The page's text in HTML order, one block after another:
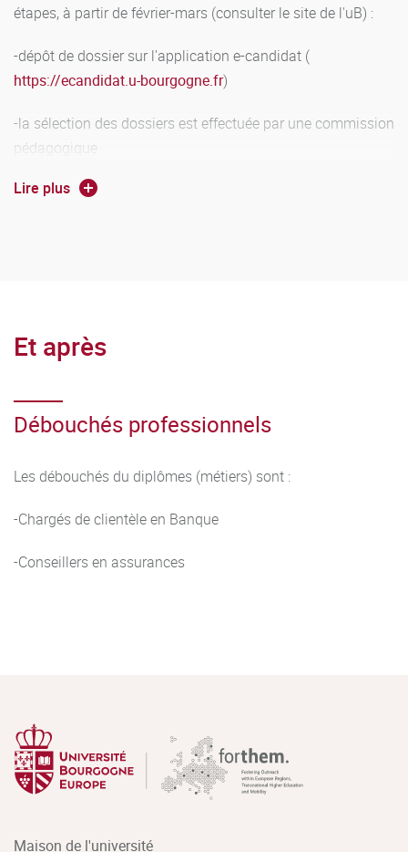
étapes, à partir de février-mars (consulter le site de l'uB) :
-dépôt de dossier sur l'application e-candidat (
https://ecandidat.u-bourgogne.fr)
-la sélection des dossiers est effectuée par une commission
pédagogique
-procédure de recrutement par les établissements
l’embauche et à l’issue d’une période d’essai d’un mois, à
Lire plus
Et après
Débouchés professionnels
Les débouchés du diplômes (métiers) sont :
-Chargés de clientèle en Banque
-Conseillers en assurances
Maison de l'université